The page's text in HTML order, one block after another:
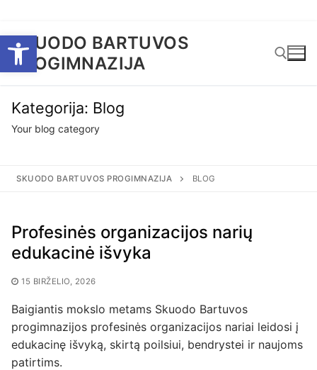
Open toolbar
prie
turinio
SKUODO BARTUVOS
PROGIMNAZIJA
Kategorija: Blog
Your blog category
SKUODO BARTUVOS PROGIMNAZIJA BLOG
Profesinės organizacijos narių
edukacinė išvyka
15 BIRŽELIO, 2026
Baigiantis mokslo metams Skuodo Bartuvos
progimnazijos profesinės organizacijos nariai leidosi į
edukacinę išvyką, skirtą poilsiui, bendrystei ir naujoms
patirtims.